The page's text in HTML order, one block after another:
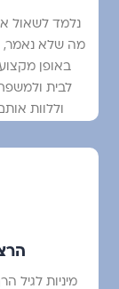
נלמד לשאול
מה שלא נאמר,
באופן
לבית
וללוות
מיניות לגיל